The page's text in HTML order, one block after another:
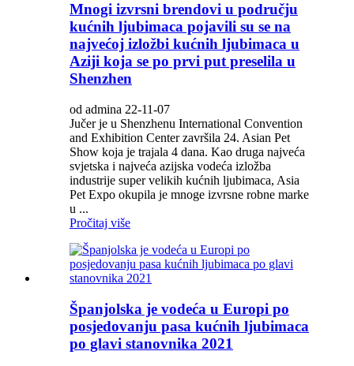
Mnogi izvrsni brendovi u području
kućnih ljubimaca pojavili su se na
najvećoj izložbi kućnih ljubimaca u
Aziji koja se po prvi put preselila u
Shenzhen
od admina 22-11-07
Jučer je u Shenzhenu International Convention
and Exhibition Center završila 24. Asian Pet
Show koja je trajala 4 dana. Kao druga najveća
svjetska i najveća azijska vodeća izložba
industrije super velikih kućnih ljubimaca, Asia
Pet Expo okupila je mnoge izvrsne robne marke
u ...
Pročitaj više
Španjolska je vodeća u Europi po
posjedovanju pasa kućnih ljubimaca
po glavi stanovnika 2021